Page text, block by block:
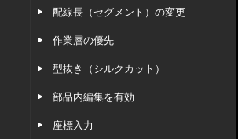
配線長（セグメント）の変更
作業層の優先
型抜き（シルクカット）
部品内編集を有効
座標入力